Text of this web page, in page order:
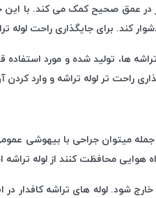
در عمق صحیح کمک می کند. با
کند. برای جایگذاری راحت لوله
ها، تولید شده و مورد
راحت تر لوله تراشه و وارد
از جمله میتوان جراحی با
هوایی محافظت کنند از لوله تراشه